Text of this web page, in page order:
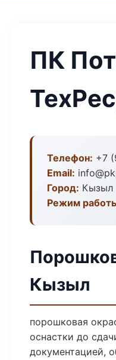
ПК
Телефон: +7
Email:
Город: Кызыл
Режим
Кызыл
порошковая
оснастки до
документацией,